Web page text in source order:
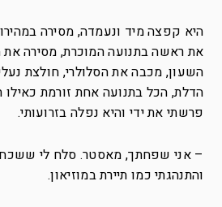
היא קפצה מיד ונעמדה, מסירה
את ראשה בתנועה המוכרת, מסירה
השעון, מכבה את הסלולרי, חולצת
הדלת, הכל בתנועה אחת זורמת כאילו
פרשתי את ידי והיא נפלה בזרועותי.
– אני שפחתך, מאסטר. סלח לי
והתנהגתי כמו תיירת במוזיאון.